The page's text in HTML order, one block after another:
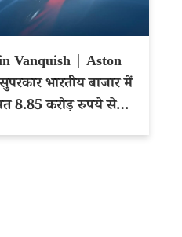
| Aston
भारतीय बाजार में
8.85 करोड़ रुपये से